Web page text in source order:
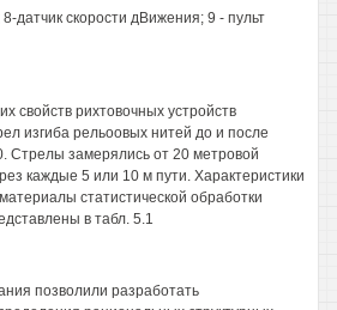
датчик скорости дВижения; 9 - пульт
свойств рихтовочных устройств
изгиба рельоовых нитей до и после
замерялись от 20 метровой
каждые 5 или 10 м пути. Характеристики
статистической обработки
в табл. 5.1
позволили разработать